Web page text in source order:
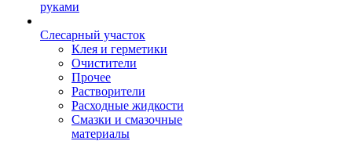
руками
Слесарный участок
Клея и герметики
Очистители
Прочее
Растворители
Расходные жидкости
Смазки и смазочные
материалы